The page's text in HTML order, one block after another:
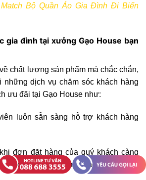
Bộ Quần Áo Gia Đình Đi Biển
gia đình tại xưởng Gạo House bạn
chất lượng sản phẩm mà chắc chắn,
những dịch vụ chăm sóc khách hàng
ưu đãi tại Gạo House như:
luôn sẵn sàng hỗ trợ khách hàng
đơn đặt hàng của quý khách càng
chiết khấu % càng cao.